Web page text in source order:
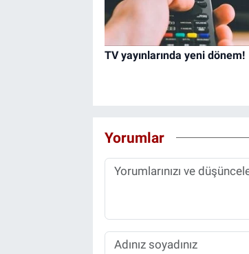
TV yayınlarında yeni dönem!
Yorumlar